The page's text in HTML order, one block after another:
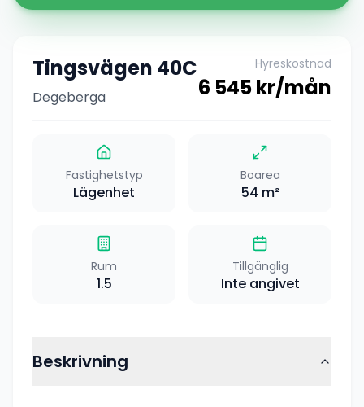
Tingsvägen 40C
Degeberga
Hyreskostnad
6 545kr/mån
Fastighetstyp
Lägenhet
Boarea
54 m²
Rum
1.5
Tillgänglig
Inte angivet
Beskrivning